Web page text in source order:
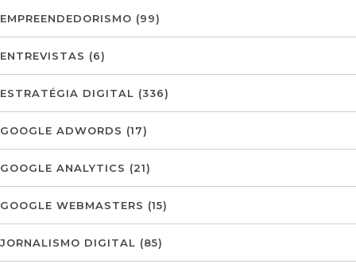
EMPREENDEDORISMO (99)
ENTREVISTAS (6)
ESTRATÉGIA DIGITAL (336)
GOOGLE ADWORDS (17)
GOOGLE ANALYTICS (21)
GOOGLE WEBMASTERS (15)
JORNALISMO DIGITAL (85)